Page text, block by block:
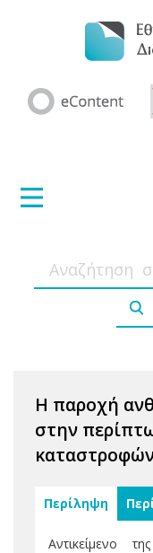
Η παροχή
στην
Περίληψη
Αντικείμενο